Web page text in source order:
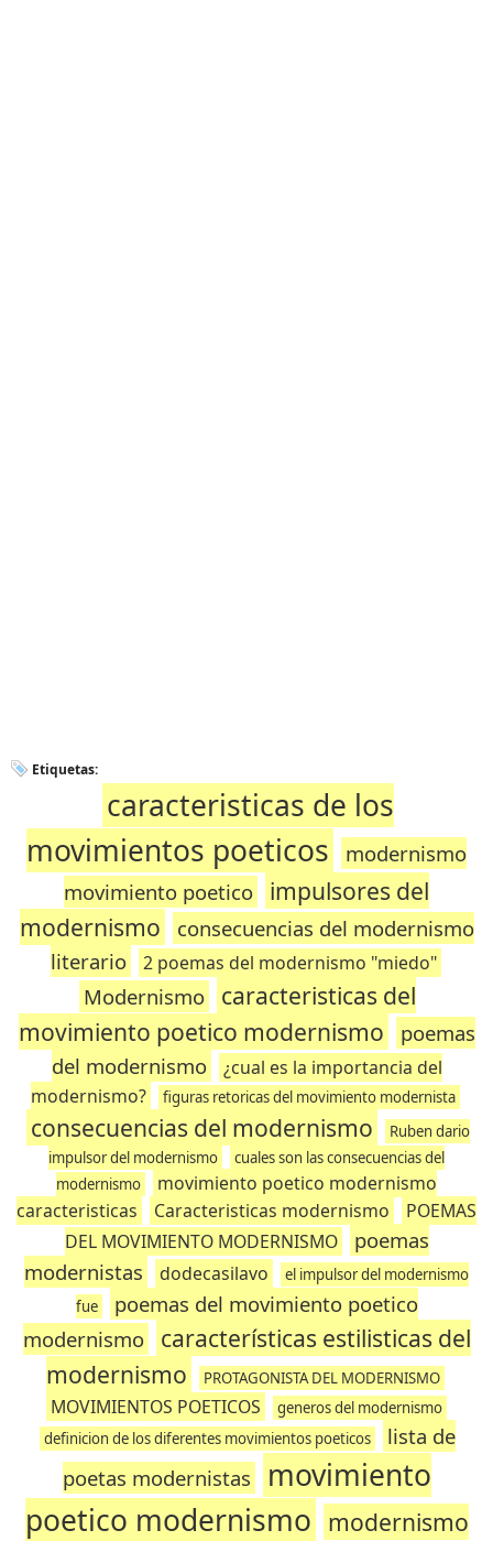
Etiquetas:
caracteristicas de los
movimientos poeticos
modernismo
movimiento poetico
impulsores del
modernismo
consecuencias del modernismo
literario
2 poemas del modernismo "miedo"
Modernismo
caracteristicas del
movimiento poetico modernismo
poemas
del modernismo
¿cual es la importancia del
modernismo?
figuras retoricas del movimiento modernista
consecuencias del modernismo
Ruben dario
impulsor del modernismo
cuales son las consecuencias del
modernismo
movimiento poetico modernismo
caracteristicas
Caracteristicas modernismo
POEMAS
DEL MOVIMIENTO MODERNISMO
poemas
modernistas
dodecasilavo
el impulsor del modernismo
fue
poemas del movimiento poetico
modernismo
características estilisticas del
modernismo
PROTAGONISTA DEL MODERNISMO
MOVIMIENTOS POETICOS
generos del modernismo
definicion de los diferentes movimientos poeticos
lista de
poetas modernistas
movimiento
poetico modernismo modernismo